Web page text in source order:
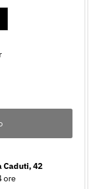
Caduti, 42
ore